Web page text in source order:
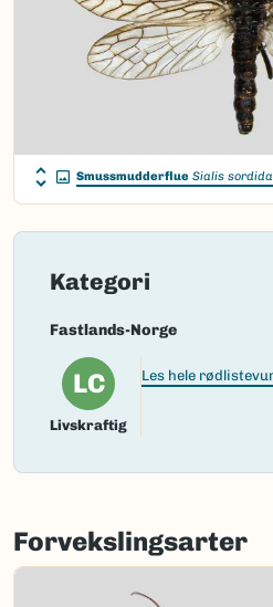
Smussmudderflue Sialis sordida
Kategori
Fastlands-Norge
LC
Livskraftig
Les hele
Forvekslingsarter